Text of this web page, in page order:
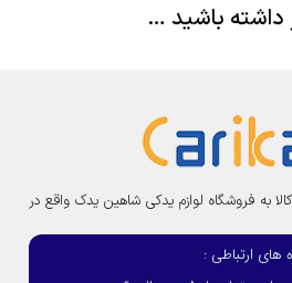
داشته باشید …
به فروشگاه لوازم یدکی شاهین یدک واقع در
های ارتباطی :